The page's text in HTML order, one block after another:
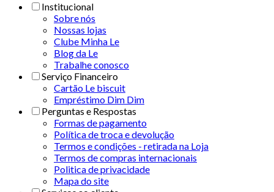
Institucional
Sobre nós
Nossas lojas
Clube Minha Le
Blog da Le
Trabalhe conosco
Serviço Financeiro
Cartão Le biscuit
Empréstimo Dim Dim
Perguntas e Respostas
Formas de pagamento
Política de troca e devolução
Termos e condições - retirada na Loja
Termos de compras internacionais
Politica de privacidade
Mapa do site